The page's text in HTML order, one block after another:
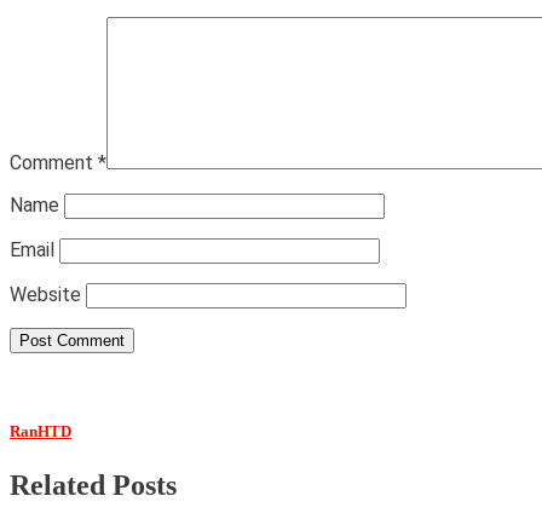
Comment *
Name
Email
Website
RanHTD
Related Posts